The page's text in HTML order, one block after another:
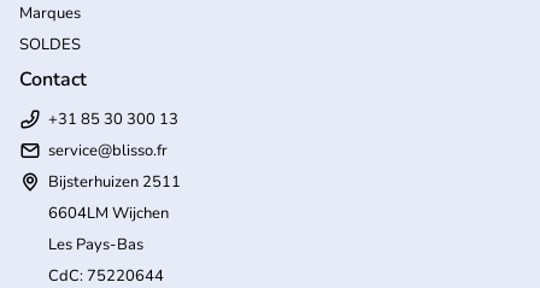
Marques
SOLDES
Contact
+31 85 30 300 13
service@blisso.fr
Bijsterhuizen 2511
6604LM Wijchen
Les Pays-Bas
CdC: 75220644